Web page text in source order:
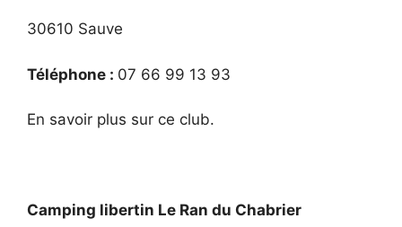
30610 Sauve
Téléphone : 07 66 99 13 93
En savoir plus sur ce club.
Camping libertin Le Ran du Chabrier